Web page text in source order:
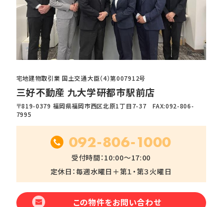
宅地建物取引業 国土交通大臣（4）第007912号
三好不動産 九大学研都市駅前店
〒819-0379 福岡県福岡市西区北原1丁目7-37 FAX:092-806-
7995
092-806-1000
受付時間：10:00～17:00
定休日：毎週水曜日＋第１・第３火曜日
この物件をお問い合わせ